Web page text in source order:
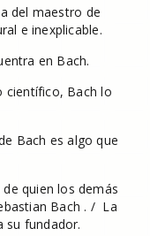
del maestro de
e inexplicable.
en Bach.
científico, Bach lo
Bach es algo que
quien los demás
Bach . / La
su fundador.